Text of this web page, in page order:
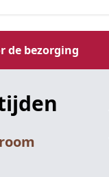
de bezorging